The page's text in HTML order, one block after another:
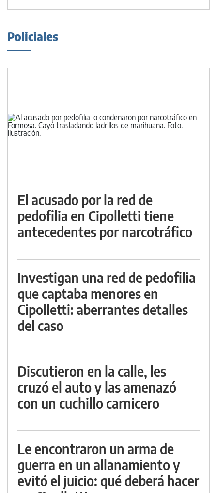
Policiales
El acusado por la red de
pedofilia en Cipolletti tiene
antecedentes por narcotráfico
Investigan una red de pedofilia
que captaba menores en
Cipolletti: aberrantes detalles
del caso
Discutieron en la calle, les
cruzó el auto y las amenazó
con un cuchillo carnicero
Le encontraron un arma de
guerra en un allanamiento y
evitó el juicio: qué deberá hacer